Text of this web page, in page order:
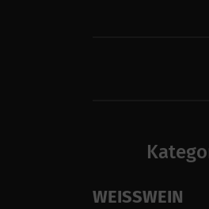
WEISSWEIN